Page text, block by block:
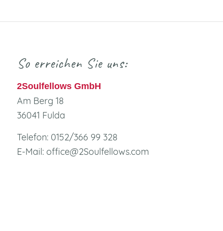
So erreichen Sie uns:
2Soulfellows GmbH
Am Berg 18
36041 Fulda
Telefon: 0152/366 99 328
E-Mail: office@2Soulfellows.com